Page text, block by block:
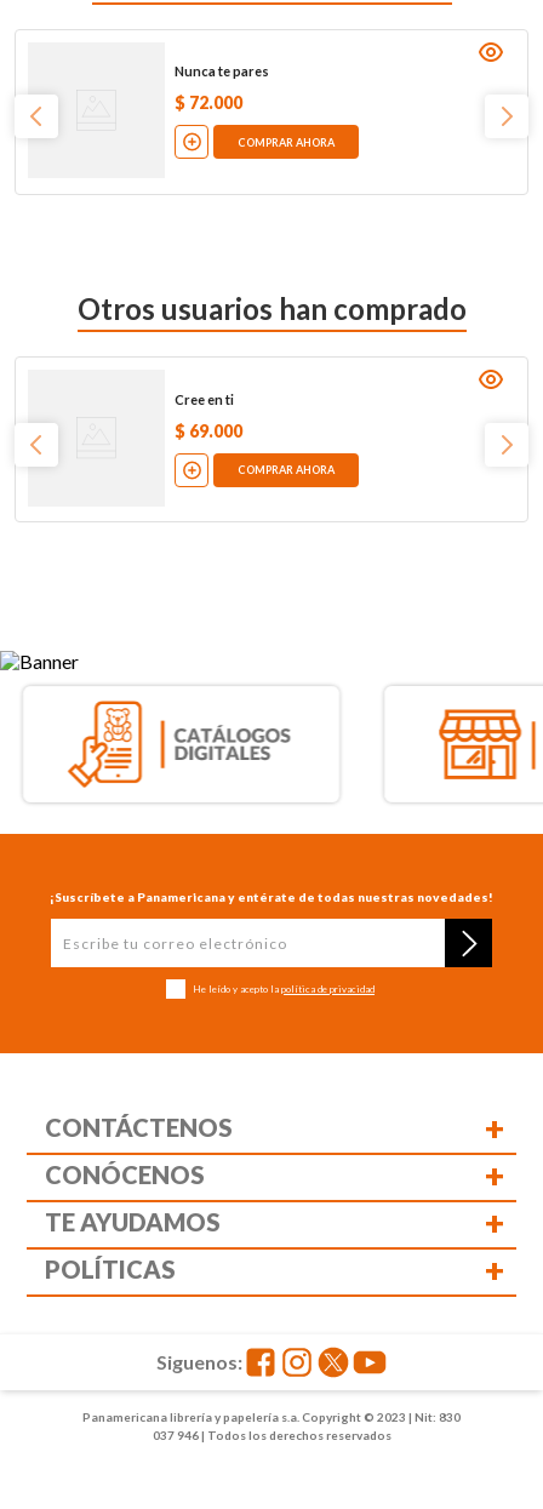
Nunca te pares
$ 72.000
COMPRAR AHORA
Otros usuarios han comprado
Cree en ti
$ 69.000
COMPRAR AHORA
¡Suscríbete a Panamericana y entérate de todas nuestras novedades!
He leído y acepto la política de privacidad
CONTÁCTENOS +
CONÓCENOS +
TE AYUDAMOS +
POLÍTICAS +
Panamericana librería y papelería s.a. Copyright © 2023 | Nit: 830
037 946 | Todos los derechos reservados
Siguenos: